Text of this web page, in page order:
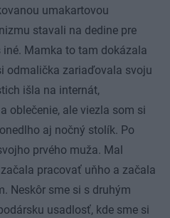
umakartovou
stavali na dedine pre
Mamka to tam dokázala
odmalička zariaďovala svoju
išla na internát,
oblečenie, ale viezla som si
aj nočný stolík. Po
prvého muža. Mal
pracovať uňho a začala
Neskôr sme si s druhým
usadlosť, kde sme si